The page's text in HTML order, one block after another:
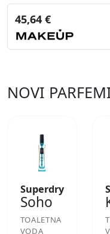
45,64 €
NOVI
Superdry
Soho
TOALETNA
VODA